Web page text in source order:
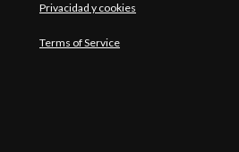
Privacidad y cookies
Terms of Service